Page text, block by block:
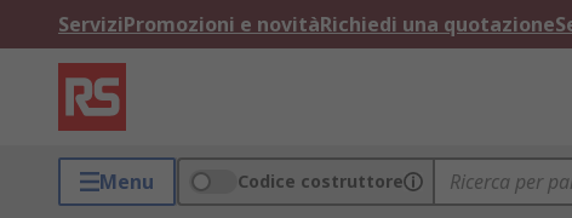
ServiziPromozioni e novitàRichiedi una quotazione
Menu Codice costruttore